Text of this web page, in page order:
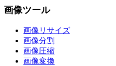
画像ツール
画像リサイズ
画像分割
画像圧縮
画像変換